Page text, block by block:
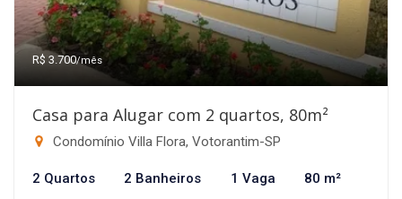
R$ 3.700/mês
Casa para Alugar com 2 quartos, 80m²
Condomínio Villa Flora, Votorantim-SP
2 Quartos 2 Banheiros 1 Vaga 80 m²